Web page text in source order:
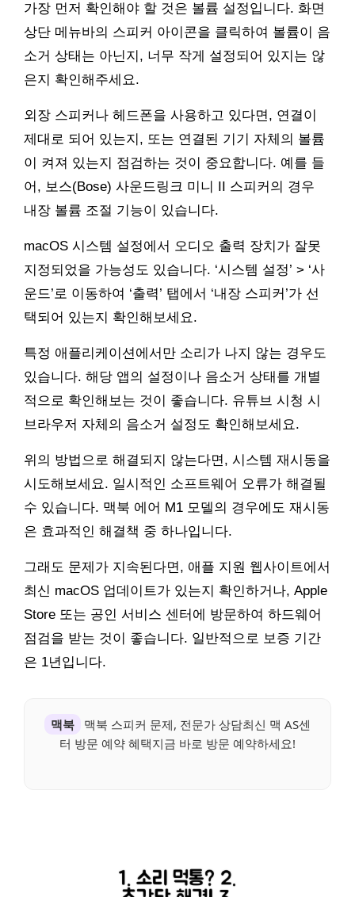
가장 먼저 확인해야 할 것은 볼륨 설정입니다. 화면
상단 메뉴바의 스피커 아이콘을 클릭하여 볼륨이 음
소거 상태는 아닌지, 너무 작게 설정되어 있지는 않
은지 확인해주세요.
외장 스피커나 헤드폰을 사용하고 있다면, 연결이
제대로 되어 있는지, 또는 연결된 기기 자체의 볼륨
이 켜져 있는지 점검하는 것이 중요합니다. 예를 들
어, 보스(Bose) 사운드링크 미니 II 스피커의 경우
내장 볼륨 조절 기능이 있습니다.
macOS 시스템 설정에서 오디오 출력 장치가 잘못
지정되었을 가능성도 있습니다. ‘시스템 설정’ > ‘사
운드’로 이동하여 ‘출력’ 탭에서 ‘내장 스피커’가 선
택되어 있는지 확인해보세요.
특정 애플리케이션에서만 소리가 나지 않는 경우도
있습니다. 해당 앱의 설정이나 음소거 상태를 개별
적으로 확인해보는 것이 좋습니다. 유튜브 시청 시
브라우저 자체의 음소거 설정도 확인해보세요.
위의 방법으로 해결되지 않는다면, 시스템 재시동을
시도해보세요. 일시적인 소프트웨어 오류가 해결될
수 있습니다. 맥북 에어 M1 모델의 경우에도 재시동
은 효과적인 해결책 중 하나입니다.
그래도 문제가 지속된다면, 애플 지원 웹사이트에서
최신 macOS 업데이트가 있는지 확인하거나, Apple
Store 또는 공인 서비스 센터에 방문하여 하드웨어
점검을 받는 것이 좋습니다. 일반적으로 보증 기간
은 1년입니다.
맥북
맥북 스피커 문제, 전문가 상담최신 맥 AS센
터 방문 예약 혜택지금 바로 방문 예약하세요!